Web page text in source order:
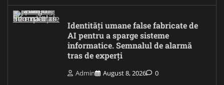
Identități umane false fabricate de
AI pentru a sparge sisteme
informatice. Semnalul de alarmă
tras de experți
Admin August 8, 2026 0